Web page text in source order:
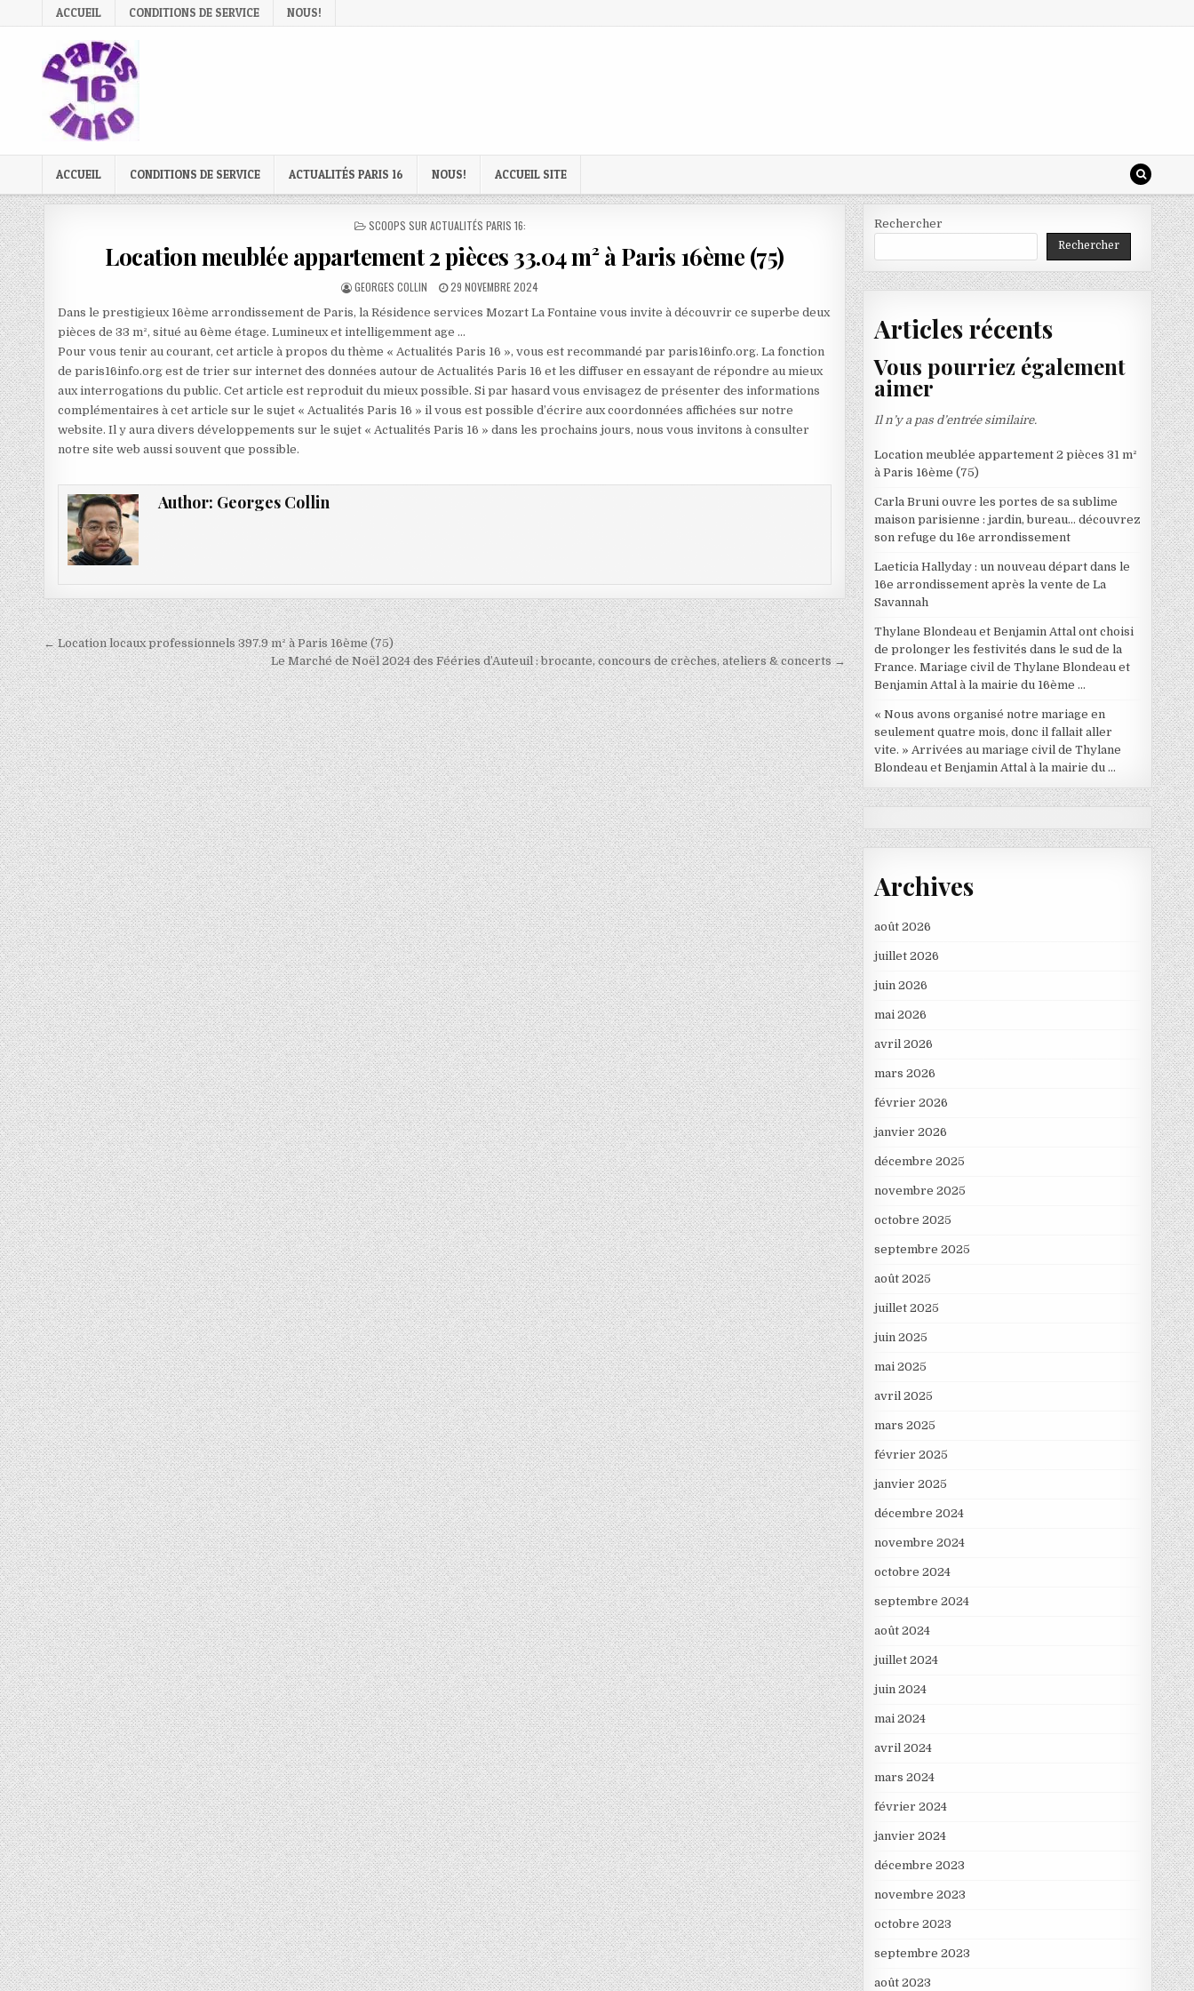
to
ACCUEIL CONDITIONS DE SERVICE NOUS!
ACCUEIL CONDITIONS DE SERVICE ACTUALITÉS PARIS 16 NOUS! ACCUEIL SITE
POSTED
SCOOPS SUR ACTUALITÉS PARIS 16:
Location meublée appartement 2 pièces 33.04 m² à Paris 16ème (75)
AUTHOR:
GEORGES COLLIN
PUBLISHED
29 NOVEMBRE 2024
Dans le prestigieux 16ème arrondissement de Paris, la Résidence services Mozart La Fontaine vous invite à découvrir ce superbe deux
pièces de 33 m², situé au 6ème étage. Lumineux et intelligemment age …
Pour vous tenir au courant, cet article à propos du thème « Actualités Paris 16 », vous est recommandé par paris16info.org. La fonction
de paris16info.org est de trier sur internet des données autour de Actualités Paris 16 et les diffuser en essayant de répondre au mieux
aux interrogations du public. Cet article est reproduit du mieux possible. Si par hasard vous envisagez de présenter des informations
complémentaires à cet article sur le sujet « Actualités Paris 16 » il vous est possible d’écrire aux coordonnées affichées sur notre
website. Il y aura divers développements sur le sujet « Actualités Paris 16 » dans les prochains jours, nous vous invitons à consulter
notre site web aussi souvent que possible.
Author: Georges Collin
Navigation
de
l’article
← Location locaux professionnels 397.9 m² à Paris 16ème (75)
Le Marché de Noël 2024 des Fééries d’Auteuil : brocante, concours de crèches, ateliers & concerts →
Rechercher
Rechercher
Articles récents
Vous pourriez également
aimer
Il n’y a pas d’entrée similaire.
Location meublée appartement 2 pièces 31 m²
à Paris 16ème (75)
Carla Bruni ouvre les portes de sa sublime
maison parisienne : jardin, bureau… découvrez
son refuge du 16e arrondissement
Laeticia Hallyday : un nouveau départ dans le
16e arrondissement après la vente de La
Savannah
Thylane Blondeau et Benjamin Attal ont choisi
de prolonger les festivités dans le sud de la
France. Mariage civil de Thylane Blondeau et
Benjamin Attal à la mairie du 16ème …
« Nous avons organisé notre mariage en
seulement quatre mois, donc il fallait aller
vite. » Arrivées au mariage civil de Thylane
Blondeau et Benjamin Attal à la mairie du …
Archives
août 2026
juillet 2026
juin 2026
mai 2026
avril 2026
mars 2026
février 2026
janvier 2026
décembre 2025
novembre 2025
octobre 2025
septembre 2025
août 2025
juillet 2025
juin 2025
mai 2025
avril 2025
mars 2025
février 2025
janvier 2025
décembre 2024
novembre 2024
octobre 2024
septembre 2024
août 2024
juillet 2024
juin 2024
mai 2024
avril 2024
mars 2024
février 2024
janvier 2024
décembre 2023
novembre 2023
octobre 2023
septembre 2023
août 2023